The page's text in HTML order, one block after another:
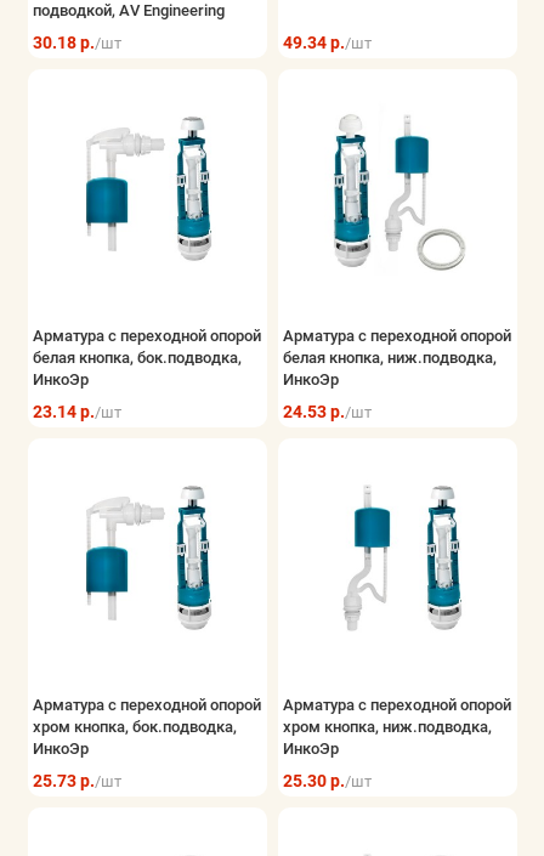
подводкой, AV Engineering
30.18 р./шт 49.34 р./шт
Арматура с переходной опорой
белая кнопка, бок.подводка,
ИнкоЭр
23.14 р./шт
Арматура с переходной опорой
белая кнопка, ниж.подводка,
ИнкоЭр
24.53 р./шт
Арматура с переходной опорой
хром кнопка, бок.подводка,
ИнкоЭр
25.73 р./шт
Арматура с переходной опорой
хром кнопка, ниж.подводка,
ИнкоЭр
25.30 р./шт